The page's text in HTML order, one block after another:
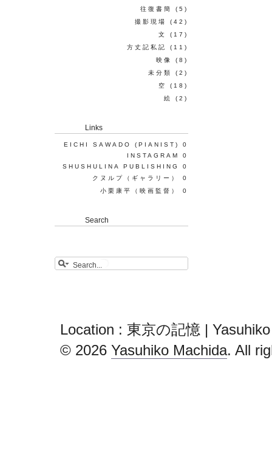
往復書簡
(5)
撮影現場
(42)
文
(17)
方丈記私記
(11)
映像
(8)
未分類
(2)
空
(18)
絵
(2)
Links
EICHI SAWADO (PIANIST)
0
INSTAGRAM
0
SHUSHULINA PUBLISHING
0
クヌルプ（ギャラリー）
0
小栗康平（映画監督）
0
Search
Location : 東京の記憶 |
© 2026 Yasuhiko Machida. All